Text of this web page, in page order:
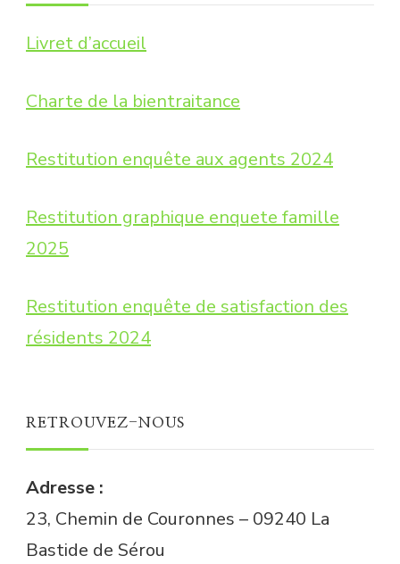
Livret d’accueil
Charte de la bientraitance
Restitution enquête aux agents 2024
Restitution graphique enquete famille
2025
Restitution enquête de satisfaction des
résidents 2024
RETROUVEZ-NOUS
Adresse :
23, Chemin de Couronnes – 09240 La
Bastide de Sérou